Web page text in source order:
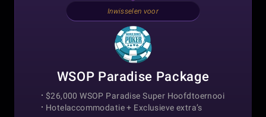
Inwisselen voor
WSOP Paradise Package
$26,000 WSOP Paradise Super Hoofdtoernooi
Hotelaccommodatie + Exclusieve extra’s